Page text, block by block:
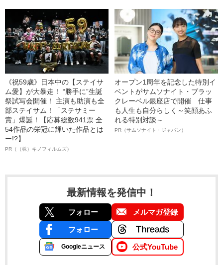
《祝59歳》日本中の【ステイサ
ム愛】が大暴走！ “勝手に”生誕
祭試写会開催！ 主演も助演も全
部ステイサム！「ステサミー
賞」爆誕！【応募総数941票 全
54作品の栄冠に輝いた作品とは
ー!?】
PR（（株）キノフィルムズ）
オープン1周年を記念した特別イ
ベントがサムソナイト・ブラッ
クレーベル銀座店で開催 仕事
も人生も自分らしく～笑顔あふ
れる特別対談～
PR（サムソナイト・ジャパン）
最新情報を発信中！
フォロー メルマガ登録
フォロー
Googleニュース 公式YouTube